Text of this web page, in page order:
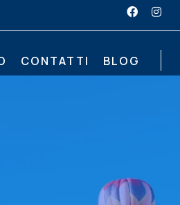
CONTATTI BLOG